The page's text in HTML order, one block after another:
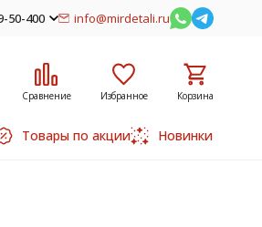
50-400 info@mirdetali.ru
Сравнение Избранное Корзина
Товары по акции Новинки